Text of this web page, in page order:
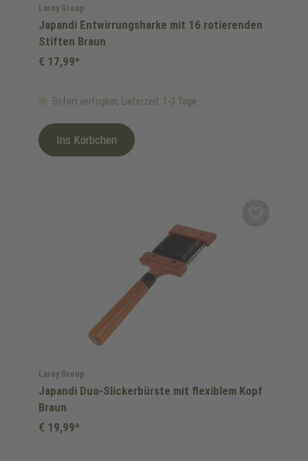
Laroy Group
Japandi Entwirrungsharke mit 16 rotierenden
Stiften Braun
Sofort verfügbar, Lieferzeit: 1-3 Tage
€ 17,99*
Ins Körbchen
Laroy Group
Japandi Duo-Slickerbürste mit flexiblem Kopf
Braun
€ 19,99*